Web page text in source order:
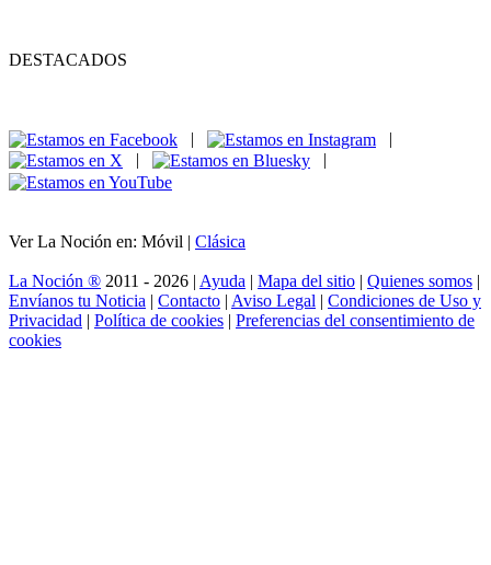
DESTACADOS
|
|
|
|
Ver La Noción en: Móvil | Clásica
La Noción ® 2011 - 2026 | Ayuda | Mapa del sitio | Quienes somos |
Envíanos tu Noticia | Contacto | Aviso Legal | Condiciones de Uso y
Privacidad | Política de cookies | Preferencias del consentimiento de
cookies